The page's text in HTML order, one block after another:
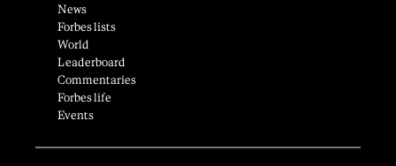
News
Forbes lists
World
Leaderboard
Commentaries
Forbes life
Events